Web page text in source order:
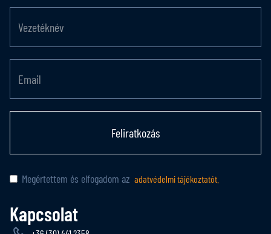
Feliratkozás
Megértettem és elfogadom az adatvédelmi tájékoztatót.
Kapcsolat